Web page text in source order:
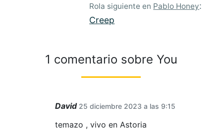
Rola siguiente en Pablo Honey:
Creep
1 comentario sobre You
David 25 diciembre 2023 a las 9:15
temazo , vivo en Astoria